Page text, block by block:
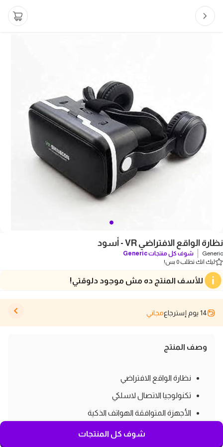
نظارة الواقع الافتراضي VR - أسود
Generic شوف كل منتجاتGeneric
ليك انك تطلب 0 بس!
للأسف المنتج ده مش موجود دلوقتي!
14 يوم إسترجاع مجاني
وصف المنتج
نظارة الواقع الافتراضي
تكنولوجيا الاتصال لاسلكي
الأجهزة المتوافقة الهواتف الذكية
شوف كل المنتجات